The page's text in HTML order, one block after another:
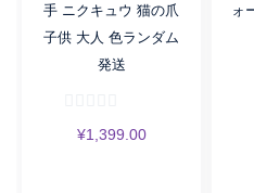
手 ニクキュウ 猫の爪
子供 大人 色ランダム
発送
¥1,399.00
ォ